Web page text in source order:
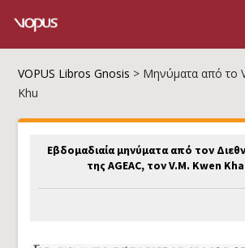
VOPUS Libros Gnosis > Μηνύματα από το
Khu
Εβδομαδιαία μηνύματα από τον
της AGEAC, τον V.M. Kwen